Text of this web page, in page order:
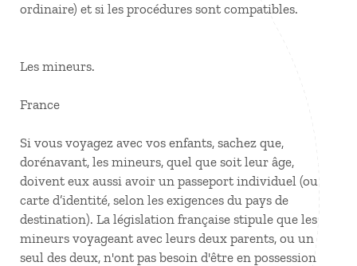
ordinaire) et si les procédures sont compatibles.
Les mineurs.
France
Si vous voyagez avec vos enfants, sachez que,
dorénavant, les mineurs, quel que soit leur âge,
doivent eux aussi avoir un passeport individuel (ou
carte d’identité, selon les exigences du pays de
destination). La législation française stipule que les
mineurs voyageant avec leurs deux parents, ou un
seul des deux, n'ont pas besoin d'être en possession